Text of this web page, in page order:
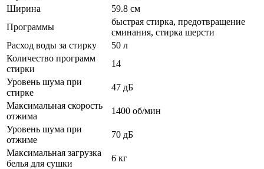
Ширина
59.8 см
Программы
быстрая стирка, предотвращение
сминания, стирка шерсти
Расход воды за стирку
50 л
Количество программ
стирки
14
Уровень шума при
стирке
47 дБ
Максимальная скорость
отжима
1400 об/мин
Уровень шума при
отжиме
70 дБ
Максимальная загрузка
белья для сушки
6 кг